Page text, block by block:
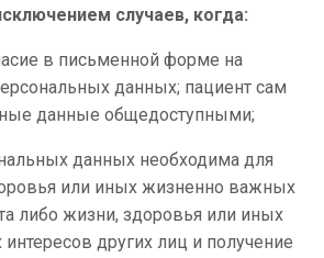
случаев, когда:
в письменной форме на
данных; пациент сам
данные общедоступными;
данных необходима для
или иных жизненно важных
либо жизни, здоровья или иных
других лиц и получение